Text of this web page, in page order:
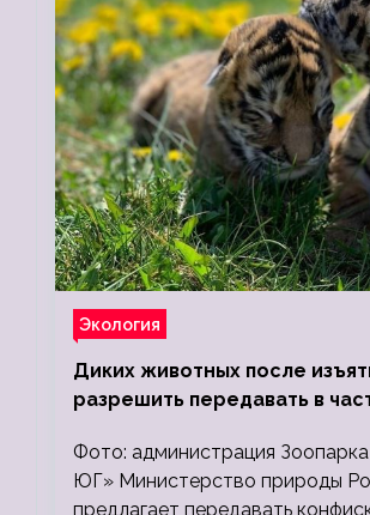
Экология
Диких животных после
разрешить передавать в
Фото: администрация
ЮГ» Министерство природы
предлагает передавать